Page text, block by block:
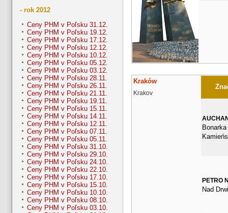
- rok 2012
Ceny PHM v Poľsku 31.12.
Ceny PHM v Poľsku 19.12.
Ceny PHM v Poľsku 17.12.
Ceny PHM v Poľsku 12.12.
Ceny PHM v Poľsku 10.12.
Ceny PHM v Poľsku 05.12.
Ceny PHM v Poľsku 03.12.
Ceny PHM v Poľsku 28.11.
Ceny PHM v Poľsku 26.11.
Ceny PHM v Poľsku 21.11.
Ceny PHM v Poľsku 19.11.
Ceny PHM v Poľsku 15.11.
Ceny PHM v Poľsku 14.11.
Ceny PHM v Poľsku 12.11.
Ceny PHM v Poľsku 07.11.
Ceny PHM v Poľsku 05.11.
Ceny PHM v Poľsku 31.10.
Ceny PHM v Poľsku 29.10.
Ceny PHM v Poľsku 24.10.
Ceny PHM v Poľsku 22.10.
Ceny PHM v Poľsku 17.10.
Ceny PHM v Poľsku 15.10.
Ceny PHM v Poľsku 10.10.
Ceny PHM v Poľsku 08.10.
Ceny PHM v Poľsku 03.10.
Kraków
Krakov
Bonarka
PETRO
Nad